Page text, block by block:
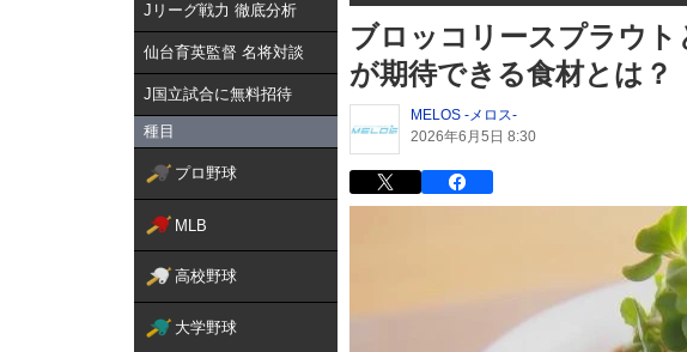
Jリーグ戦力 徹底分析
仙台育英監督 名将対談
J国立試合に無料招待
種目
プロ野球
MLB
高校野球
大学野球
ブロッコリースプラウ
が期待できる食材とは？
MELOS -メロス-
2026年6月5日 8:30